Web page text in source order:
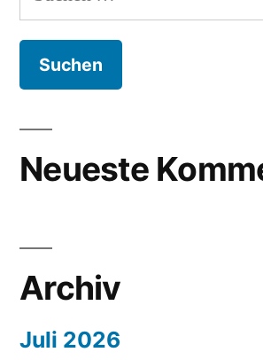
nach:
Neueste
Archiv
Juli 2026